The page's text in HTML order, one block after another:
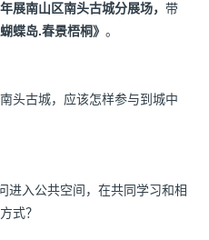
展南山区南头古城分展场，带
蝴蝶岛.春景梧桐》。
头古城，应该怎样参与到城中
进入公共空间，在共同学习和相
式？